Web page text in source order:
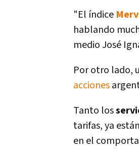
"El índice
hablando
medio José
Por otro lado,
acciones
Tanto los
tarifas, ya
en el